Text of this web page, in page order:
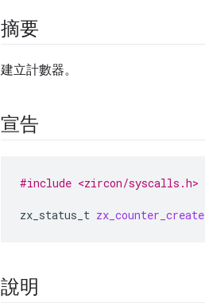
摘要
建立計數器。
宣告
#include <zircon/syscalls.h>
zx_status_t zx_counter_create
說明